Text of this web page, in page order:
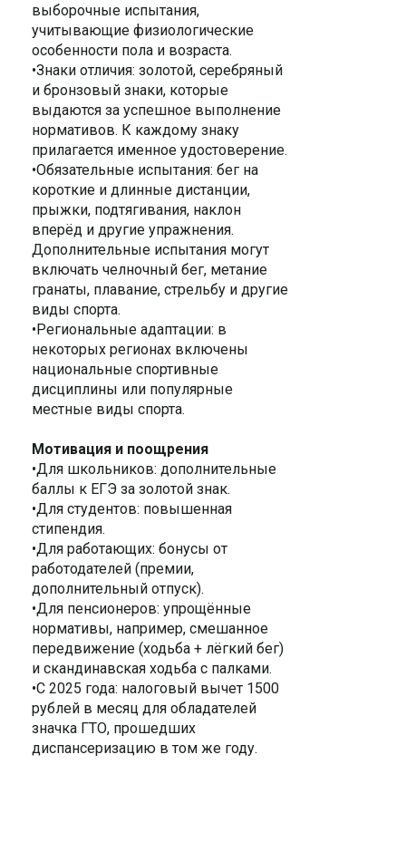
выборочные испытания,
учитывающие физиологические
особенности пола и возраста.
•Знаки отличия: золотой, серебряный
и бронзовый знаки, которые
выдаются за успешное выполнение
нормативов. К каждому знаку
прилагается именное удостоверение.
•Обязательные испытания: бег на
короткие и длинные дистанции,
прыжки, подтягивания, наклон
вперёд и другие упражнения.
Дополнительные испытания могут
включать челночный бег, метание
гранаты, плавание, стрельбу и другие
виды спорта.
•Региональные адаптации: в
некоторых регионах включены
национальные спортивные
дисциплины или популярные
местные виды спорта.
Мотивация и поощрения
•Для школьников: дополнительные
баллы к ЕГЭ за золотой знак.
•Для студентов: повышенная
стипендия.
•Для работающих: бонусы от
работодателей (премии,
дополнительный отпуск).
•Для пенсионеров: упрощённые
нормативы, например, смешанное
передвижение (ходьба + лёгкий бег)
и скандинавская ходьба с палками.
•С 2025 года: налоговый вычет 1500
рублей в месяц для обладателей
значка ГТО, прошедших
диспансеризацию в том же году.